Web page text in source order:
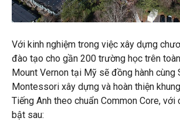
Với kinh nghiệm trong việc xây dựng
đào tạo cho gần 200 trường học trên
Mount Vernon tại Mỹ sẽ đồng hành cùng
Montessori xây dựng và hoàn thiện
Tiếng Anh theo chuẩn Common Core,
bật sau: